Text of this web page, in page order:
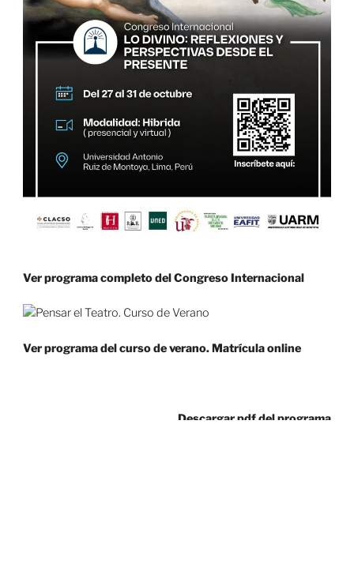
Ver programa completo del Congreso Internacional
Ver programa del curso de verano. Matrícula online
Descargar pdf del programa